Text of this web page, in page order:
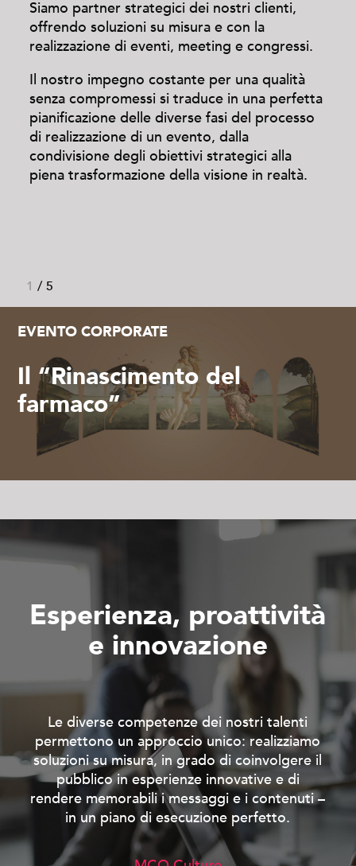
Siamo partner strategici dei nostri clienti,
offrendo soluzioni su misura e con la
realizzazione di eventi, meeting e congressi.
Il nostro impegno costante per una qualità
senza compromessi si traduce in una perfetta
pianificazione delle diverse fasi del processo
di realizzazione di un evento, dalla
condivisione degli obiettivi strategici alla
piena trasformazione della visione in realtà.
EVENTO CORPORATE
Il “Rinascimento del
farmaco”
1 / 5
Esperienza, proattività
e innovazione
Le diverse competenze dei nostri talenti
permettono un approccio unico: realizziamo
soluzioni su misura, in grado di coinvolgere il
pubblico in esperienze innovative e di
rendere memorabili i messaggi e i contenuti –
in un piano di esecuzione perfetto.